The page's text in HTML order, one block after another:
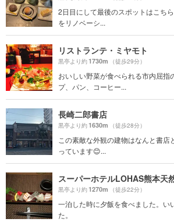
2日目にして最後のスポットはこち
をリノベーシ...
リストランテ・ミヤモト
黒亭より約1730m （徒歩29分）
おいしい野菜が食べられる市内屈指
プ、パン、コーヒー...
長崎二郎書店
黒亭より約1630m （徒歩28分）
この素敵な外観の建物はなんと書店
っています😊...
スーパーホテルLOHAS熊本天
黒亭より約1270m （徒歩22分）
一泊した時に夕飯を食べました。い
た。